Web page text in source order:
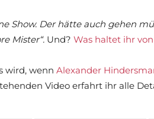
Show. Der hätte auch gehen
Mister“. Und? Was haltet ihr
wird, wenn Alexander
Video erfahrt ihr alle